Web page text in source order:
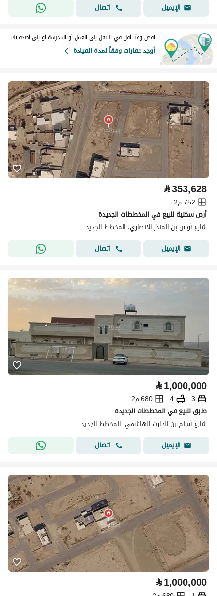
الإيميل
اتصال
اقض وقتًا أقل في التنقل إلى العمل أو المدرسة أو إلى أصدقائك
أوجد عقارات وفقاً لمدة القيادة
⃁353,628
752 م2
أرض سكنية للبيع في المخططات الجديدة
شارع أوس بن المنذر الأنصاري، المخطط الجديد
الإيميل
اتصال
⃁1,000,000
3
4
680 م2
طابق للبيع في المخططات الجديدة
شارع أسلم بن الحارث الهاشمي، المخطط الجديد
الإيميل
اتصال
⃁1,000,000